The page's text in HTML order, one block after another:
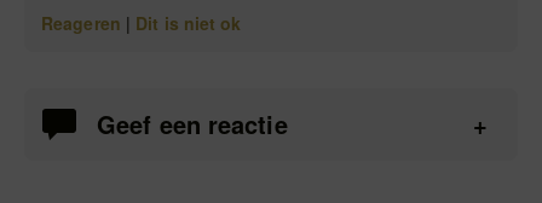
Reageren | Dit is niet ok
Geef een reactie